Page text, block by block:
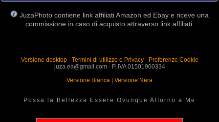
JuzaPhoto contiene link affiliati Amazon ed Ebay e riceve una
commissione in caso di acquisto attraverso link affiliati.
Versione desktop- Termini di utilizzo e Privacy- Preferenze Cookie
juza.ea@gmail.com - P. IVA 01501900334
Versione Bianca | Versione Nera
Possa la Bellezza Essere Ovunque Attorno a Me